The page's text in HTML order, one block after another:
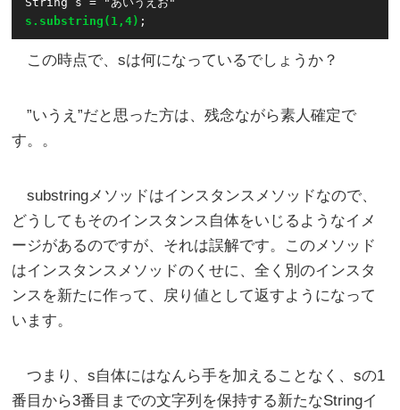
s.substring(1,4)
この時点で、sは何になっているでしょうか？
”いうえ”だと思った方は、残念ながら素人確定で
す。。
substringメソッドはインスタンスメソッドなので、
どうしてもそのインスタンス自体をいじるようなイメ
ージがあるのですが、それは誤解です。このメソッド
はインスタンスメソッドのくせに、全く別のインスタ
ンスを新たに作って、戻り値として返すようになって
います。
つまり、s自体にはなんら手を加えることなく、sの1
番目から3番目までの文字列を保持する新たなStringイ